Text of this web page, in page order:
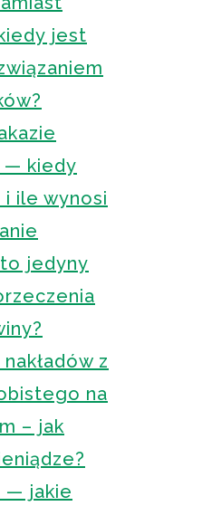
jest
— kiedy
ile wynosi
jedyny
z
na
– jak
— jakie